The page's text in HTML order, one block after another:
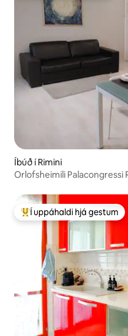
Íbúð í Rimini
Orlofsheimili Palacongressi
Í mestu uppáhaldi hjá
Í uppáhaldi hjá gestum